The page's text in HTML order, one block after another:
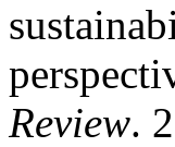
Review.